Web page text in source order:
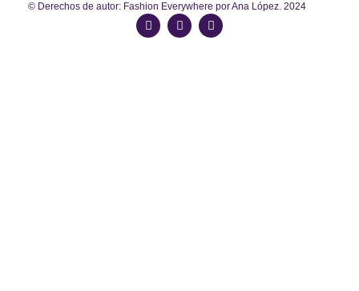
© Derechos de autor: Fashion Everywhere por Ana López. 2024